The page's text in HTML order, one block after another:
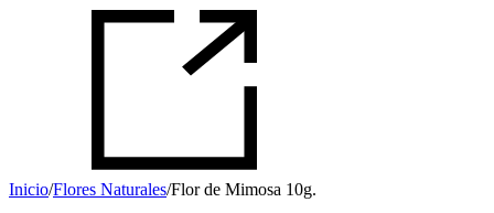
Inicio/Flores Naturales/Flor de Mimosa 10g.